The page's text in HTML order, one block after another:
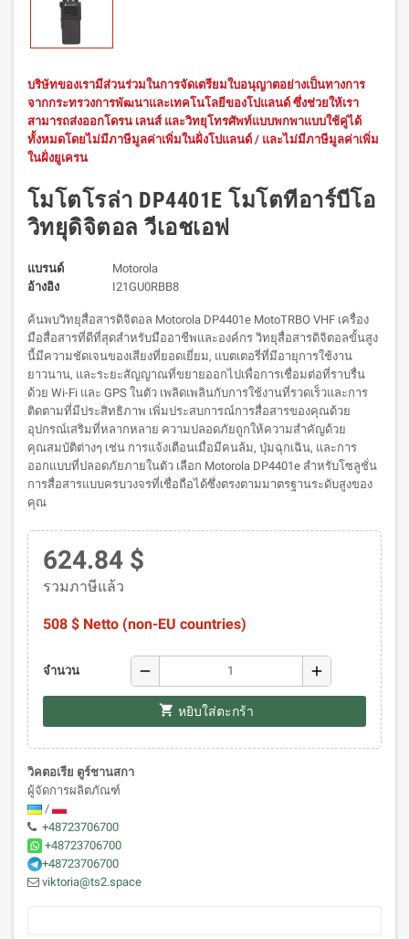
บริษัทของเรามีส่วนร่วมในการจัดเตรียมใบอนุญาตอย่างเป็นทางการ
จากกระทรวงการพัฒนาและเทคโนโลยีของโปแลนด์ ซึ่งช่วยให้เรา
สามารถส่งออกโดรน เลนส์ และวิทยุโทรศัพท์แบบพกพาแบบใช้คู่ได้
ทั้งหมดโดยไม่มีภาษีมูลค่าเพิ่มในฝั่งโปแลนด์ / และไม่มีภาษีมูลค่าเพิ่ม
ในฝั่งยูเครน
โมโตโรล่า DP4401E โมโตทีอาร์บีโอ
วิทยุดิจิตอล วีเอชเอฟ
แบรนด์
Motorola
อ้างอิง
I21GU0RBB8
ค้นพบวิทยุสื่อสารดิจิตอล Motorola DP4401e MotoTRBO VHF เครื่อง
มือสื่อสารที่ดีที่สุดสำหรับมืออาชีพและองค์กร วิทยุสื่อสารดิจิตอลขั้นสูง
นี้มีความชัดเจนของเสียงที่ยอดเยี่ยม, แบตเตอรี่ที่มีอายุการใช้งาน
ยาวนาน, และระยะสัญญาณที่ขยายออกไปเพื่อการเชื่อมต่อที่ราบรื่น
ด้วย Wi-Fi และ GPS ในตัว เพลิดเพลินกับการใช้งานที่รวดเร็วและการ
ติดตามที่มีประสิทธิภาพ เพิ่มประสบการณ์การสื่อสารของคุณด้วย
อุปกรณ์เสริมที่หลากหลาย ความปลอดภัยถูกให้ความสำคัญด้วย
คุณสมบัติต่างๆ เช่น การแจ้งเตือนเมื่อมีคนล้ม, ปุ่มฉุกเฉิน, และการ
ออกแบบที่ปลอดภัยภายในตัว เลือก Motorola DP4401e สำหรับโซลูชั่น
การสื่อสารแบบครบวงจรที่เชื่อถือได้ซึ่งตรงตามมาตรฐานระดับสูงของ
คุณ
624.84 $
รวมภาษีแล้ว
508 $ Netto (non-EU countries)
จำนวน remove add
shopping_cart หยิบใส่ตะกร้า
วิคตอเรีย ตูร์ชานสกา
ผู้จัดการผลิตภัณฑ์
/
+48723706700
+48723706700
+48723706700
viktoria@ts2.space